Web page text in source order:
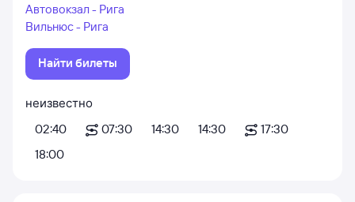
Автовокзал - Рига
Вильнюс - Рига
Найти билеты
неизвестно
02:40
07:30 14:30 14:30
17:30
18:00